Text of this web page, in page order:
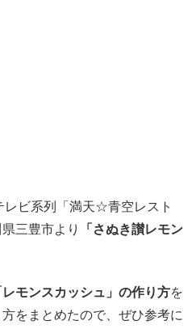
レビ系列「満天☆青空レスト
三豊市より
「さぬき讃レモン
レモンスカッシュ」の作り方を
をまとめたので、ぜひ参考に